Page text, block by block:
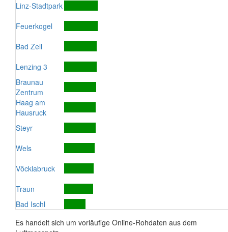
Linz-Stadtpark
Feuerkogel
Bad Zell
Lenzing 3
Braunau
Zentrum
Haag am
Hausruck
Steyr
Wels
Vöcklabruck
Traun
Bad Ischl
Es handelt sich um vorläufige Online-Rohdaten aus dem